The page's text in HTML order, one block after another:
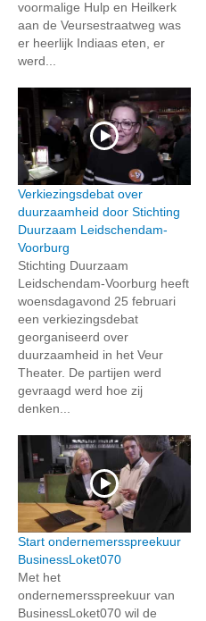
voormalige Hulp en Heilkerk
aan de Veursestraatweg was
er heerlijk Indiaas eten, er
werd...
Verkiezingsdebat over
duurzaamheid door Stichting
Duurzaam Leidschendam-
Voorburg
Stichting Duurzaam
Leidschendam-Voorburg heeft
woensdagavond 25 februari
een verkiezingsdebat
georganiseerd over
duurzaamheid in het Veur
Theater. De partijen werd
gevraagd werd hoe zij
denken...
Start ondernemersspreekuur
BusinessLoket070
Met het
ondernemersspreekuur van
BusinessLoket070 wil de